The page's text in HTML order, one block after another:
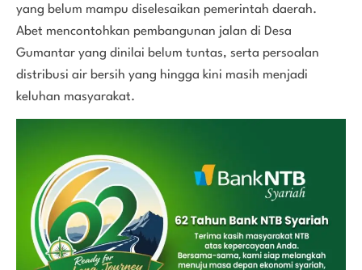
yang belum mampu diselesaikan pemerintah daerah.
Abet mencontohkan pembangunan jalan di Desa
Gumantar yang dinilai belum tuntas, serta persoalan
distribusi air bersih yang hingga kini masih menjadi
keluhan masyarakat.